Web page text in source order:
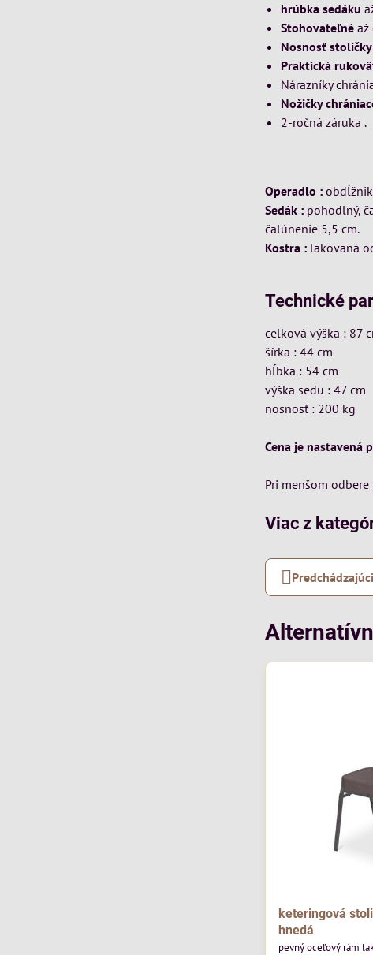
hrúbka sedáku
Stohovateľné až
Nosnosť stoličky
Praktická
Nárazníky
Nožičky
2-ročná záruka .
Operadlo :
Sedák : pohodlný,
čalúnenie 5,5 cm.
Kostra : lakovaná
Technické
celková výška : 87
šírka : 44 cm
hĺbka : 54 cm
výška sedu : 47 cm
nosnosť : 200 kg
Cena je nastavená
Pri menšom
Viac z
keteringová
hnedá
pevný oceľový rám